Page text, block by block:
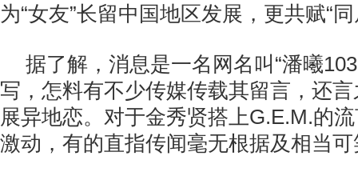
为“女友”长留中国地区发展，更共赋“
据了解，消息是一名网名叫“潘曦
写，怎料有不少传媒传载其留言，还
展异地恋。对于金秀贤搭上G.E.M.的
激动，有的直指传闻毫无根据及相当